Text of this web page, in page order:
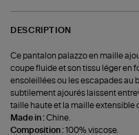
DESCRIPTION
Ce pantalon palazzo en maille
coupe fluide et son tissu léger en
ensoleillées ou les escapades au
subtilement ajourés laissent
taille haute et la maille extensible
Made in :Chine.
Composition :100% viscose.